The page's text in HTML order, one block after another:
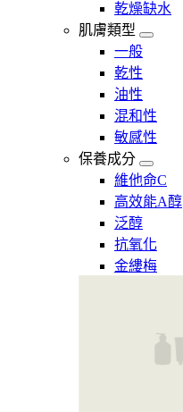
乾燥缺水
肌膚類型
一般
乾性
油性
混和性
敏感性
保養成分
維他命C
高效能A醇
泛醇
抗氧化
金縷梅